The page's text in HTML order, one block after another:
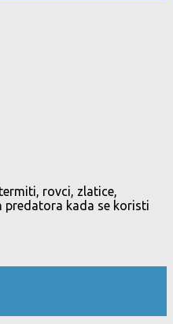
rovci, zlatice,
predatora kada se koristi